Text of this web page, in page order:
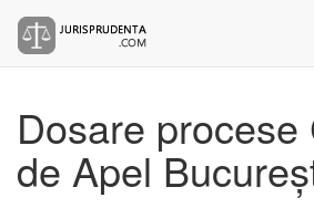
Dosare procese
de Apel